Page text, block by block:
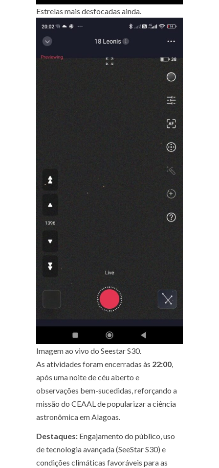
Estrelas mais desfocadas ainda.
Imagem ao vivo do Seestar S30.
As atividades foram encerradas às 22:00,
após uma noite de céu aberto e
observações bem-sucedidas, reforçando a
missão do CEAAL de popularizar a ciência
astronômica em Alagoas.
Destaques: Engajamento do público, uso
de tecnologia avançada (SeeStar S30) e
condições climáticas favoráveis para as